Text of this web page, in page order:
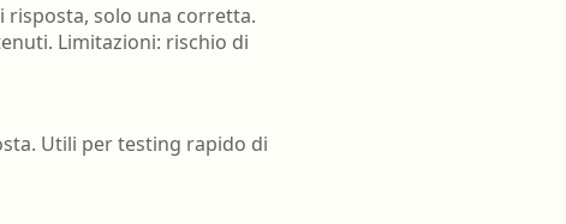
risposta, solo una corretta.
Limitazioni: rischio di
Utili per testing rapido di